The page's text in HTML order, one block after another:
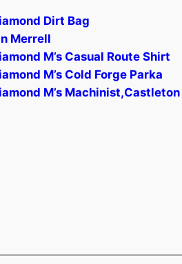
Dirt Bag
Merrell
M’s Casual Route Shirt
M’s Cold Forge Parka
M’s